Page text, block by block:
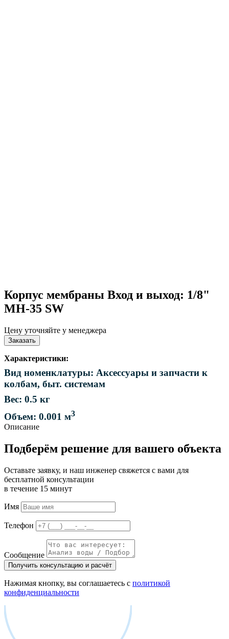
Корпус мембраны Вход и выход: 1/8"
MH-35 SW
Цену уточняйте у менеджера
Заказать
Характеристики:
Вид номенклатуры: Аксессуары и запчасти к
колбам, быт. системам
Вес: 0.5 кг
Объем: 0.001 м3
Описание
Подберём решение для вашего объекта
Оставьте заявку, и наш инженер свяжется с вами для
бесплатной консультации
в течение 15 минут
Имя
Телефон
Сообщение
Получить консультацию и расчёт
Нажимая кнопку, вы соглашаетесь с политикой
конфиденциальности